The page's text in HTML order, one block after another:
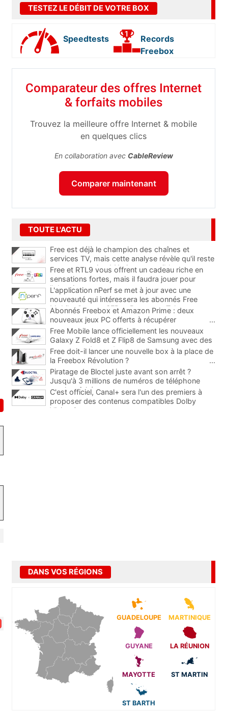
TESTEZ LE DÉBIT DE VOTRE BOX
Speedtests
Records
Freebox
Comparateur des offres Internet
& forfaits mobiles
Trouvez la meilleure offre Internet & mobile
en quelques clics
En collaboration avec CableReview
Comparer maintenant
TOUTE L'ACTU
Free est déjà le champion des chaînes et
services TV, mais cette analyse révèle qu'il reste
encore au moins 141 ajouts possibles
Free et RTL9 vous offrent un cadeau riche en
sensations fortes, mais il faudra jouer pour
l'obtenir
L'application nPerf se met à jour avec une
nouveauté qui intéressera les abonnés Free
Mobile, Orange, SFR et Bouygues Telecom
Abonnés Freebox et Amazon Prime : deux
nouveaux jeux PC offerts à récupérer
...
Free Mobile lance officiellement les nouveaux
Galaxy Z Fold8 et Z Flip8 de Samsung avec des
promos et des cadeaux
...
Free doit-il lancer une nouvelle box à la place de
la Freebox Révolution ?
...
Piratage de Bloctel juste avant son arrêt ?
Jusqu'à 3 millions de numéros de téléphone
auraient fuité
C'est officiel, Canal+ sera l'un des premiers à
proposer des contenus compatibles Dolby
Vision 2
DANS VOS RÉGIONS
GUADELOUPE MARTINIQUE
GUYANE LA RÉUNION
MAYOTTE ST MARTIN
ST BARTH